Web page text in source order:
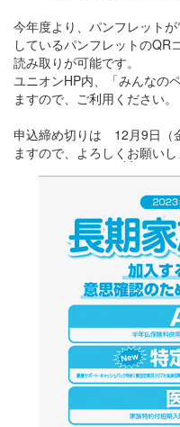
今年度より、パンフレット
しているパンフレットのQR
読み取りが可能です。
ユニオンHP内、「みんなの
ますので、ご利用ください。
申込締め切りは 12月9日（
ますので、よろしくお願いし